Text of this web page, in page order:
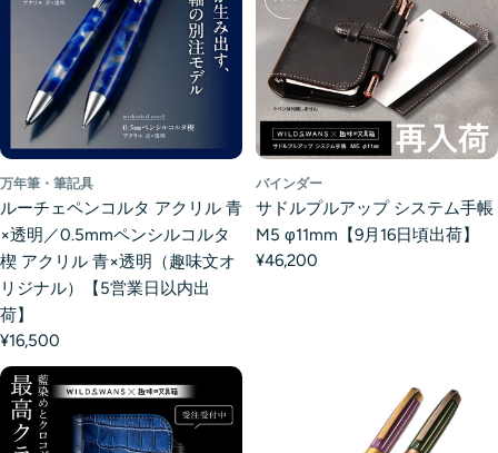
万年筆・筆記具
ルーチェペンコルタ アクリル 青
×透明／0.5mmペンシルコルタ
楔 アクリル 青×透明（趣味文オ
リジナル）【5営業日以内出
荷】
¥16,500
バインダー
サドルプルアップ システム手帳
M5 φ11mm【9月16日頃出荷】
¥46,200